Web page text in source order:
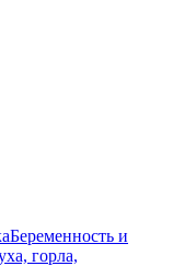
Беременность и
горла,